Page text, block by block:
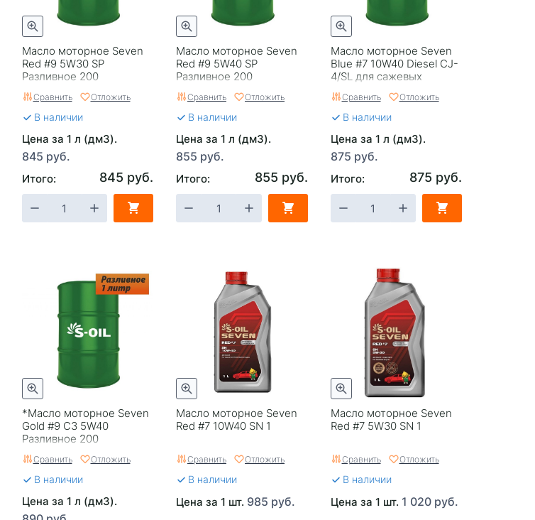
Масло моторное Seven
Red #9 5W30 SP
Разливное 200
Сравнить Отложить
В наличии
Цена за 1 л (дм3).
845 руб.
Итого: 845 руб.
Масло моторное Seven
Red #9 5W40 SP
Разливное 200
Сравнить Отложить
В наличии
Цена за 1 л (дм3).
855 руб.
Итого: 855 руб.
Масло моторное Seven
Blue #7 10W40 Diesel CJ-
4/SL для сажевых
Сравнить Отложить
В наличии
Цена за 1 л (дм3).
875 руб.
Итого: 875 руб.
*Масло моторное Seven
Gold #9 C3 5W40
Разливное 200
Сравнить Отложить
В наличии
Цена за 1 л (дм3).
Масло моторное Seven
Red #7 10W40 SN 1
Сравнить Отложить
В наличии
Цена за 1 шт. 985 руб.
Масло моторное Seven
Red #7 5W30 SN 1
Сравнить Отложить
В наличии
Цена за 1 шт. 1 020 руб.